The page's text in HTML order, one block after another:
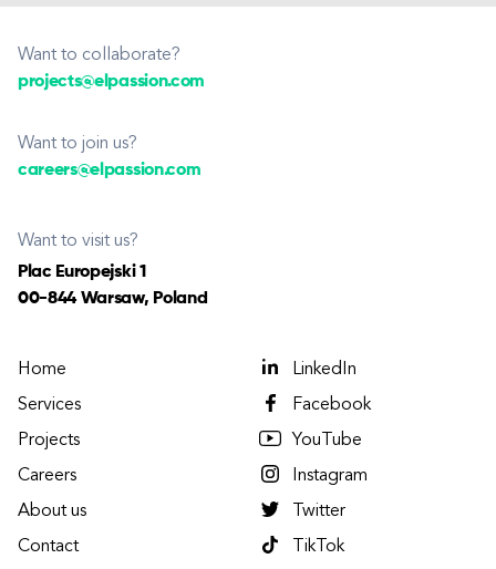
Want to collaborate?
projects@elpassion.com
Want to join us?
careers@elpassion.com
Want to visit us?
Plac Europejski 1
00-844 Warsaw, Poland
Home
Services
Projects
Careers
About us
Contact
LinkedIn
Facebook
YouTube
Instagram
Twitter
TikTok